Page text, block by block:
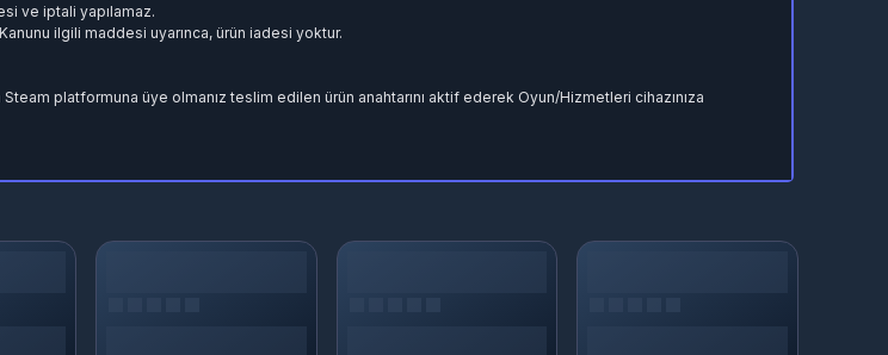
ve iptali yapılamaz.
ilgili maddesi uyarınca, ürün iadesi yoktur.
platformuna üye olmanız teslim edilen ürün anahtarını aktif ederek Oyun/Hizmetleri cihazınıza